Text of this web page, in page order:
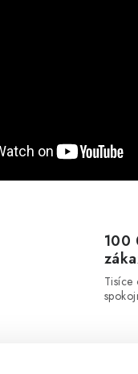
100
Tisíce